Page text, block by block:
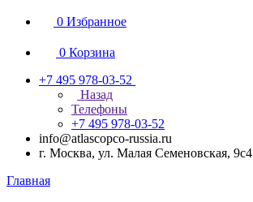
0 Избранное
0 Корзина
+7 495 978-03-52
Назад
Телефоны
+7 495 978-03-52
info@atlascopco-russia.ru
г. Москва, ул. Малая Семеновская, 9с4
Главная